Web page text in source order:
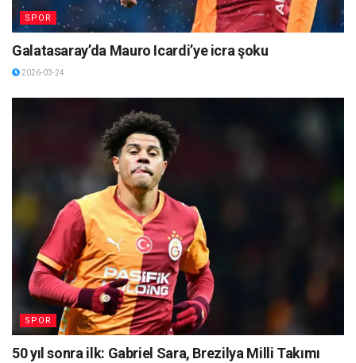
SPOR
Galatasaray’da Mauro Icardi’ye icra şoku
2026-03-24
SPOR
50 yıl sonra ilk: Gabriel Sara, Brezilya Milli Takımı